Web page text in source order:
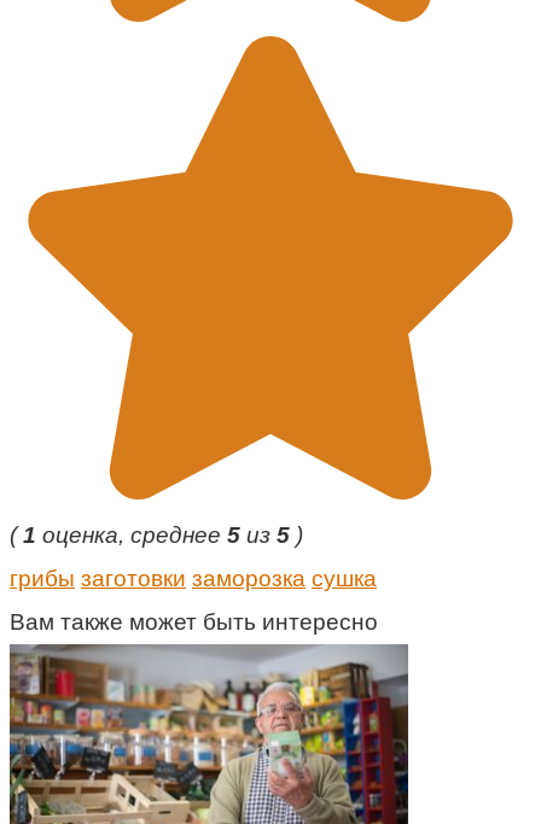
(1 оценка, среднее 5 из 5 )
грибы заготовки заморозка сушка
Вам также может быть интересно